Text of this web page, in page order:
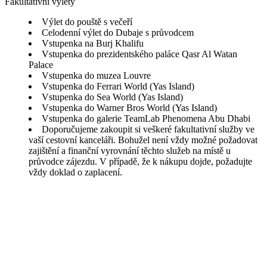
Výlet do pouště s večeří
Celodenní výlet do Dubaje s průvodcem
Vstupenka na Burj Khalifu
Vstupenka do prezidentského paláce Qasr Al Watan
Palace
Vstupenka do muzea Louvre
Vstupenka do Ferrari World (Yas Island)
Vstupenka do Sea World (Yas Island)
Vstupenka do Warner Bros World (Yas Island)
Vstupenka do galerie TeamLab Phenomena Abu Dhabi
Doporučujeme zakoupit si veškeré fakultativní služby ve
vaší cestovní kanceláři. Bohužel není vždy možné požadovat
zajištění a finanční vyrovnání těchto služeb na místě u
průvodce zájezdu. V případě, že k nákupu dojde, požadujte
vždy doklad o zaplacení.